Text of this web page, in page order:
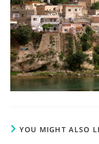
YOU MIGHT ALSO